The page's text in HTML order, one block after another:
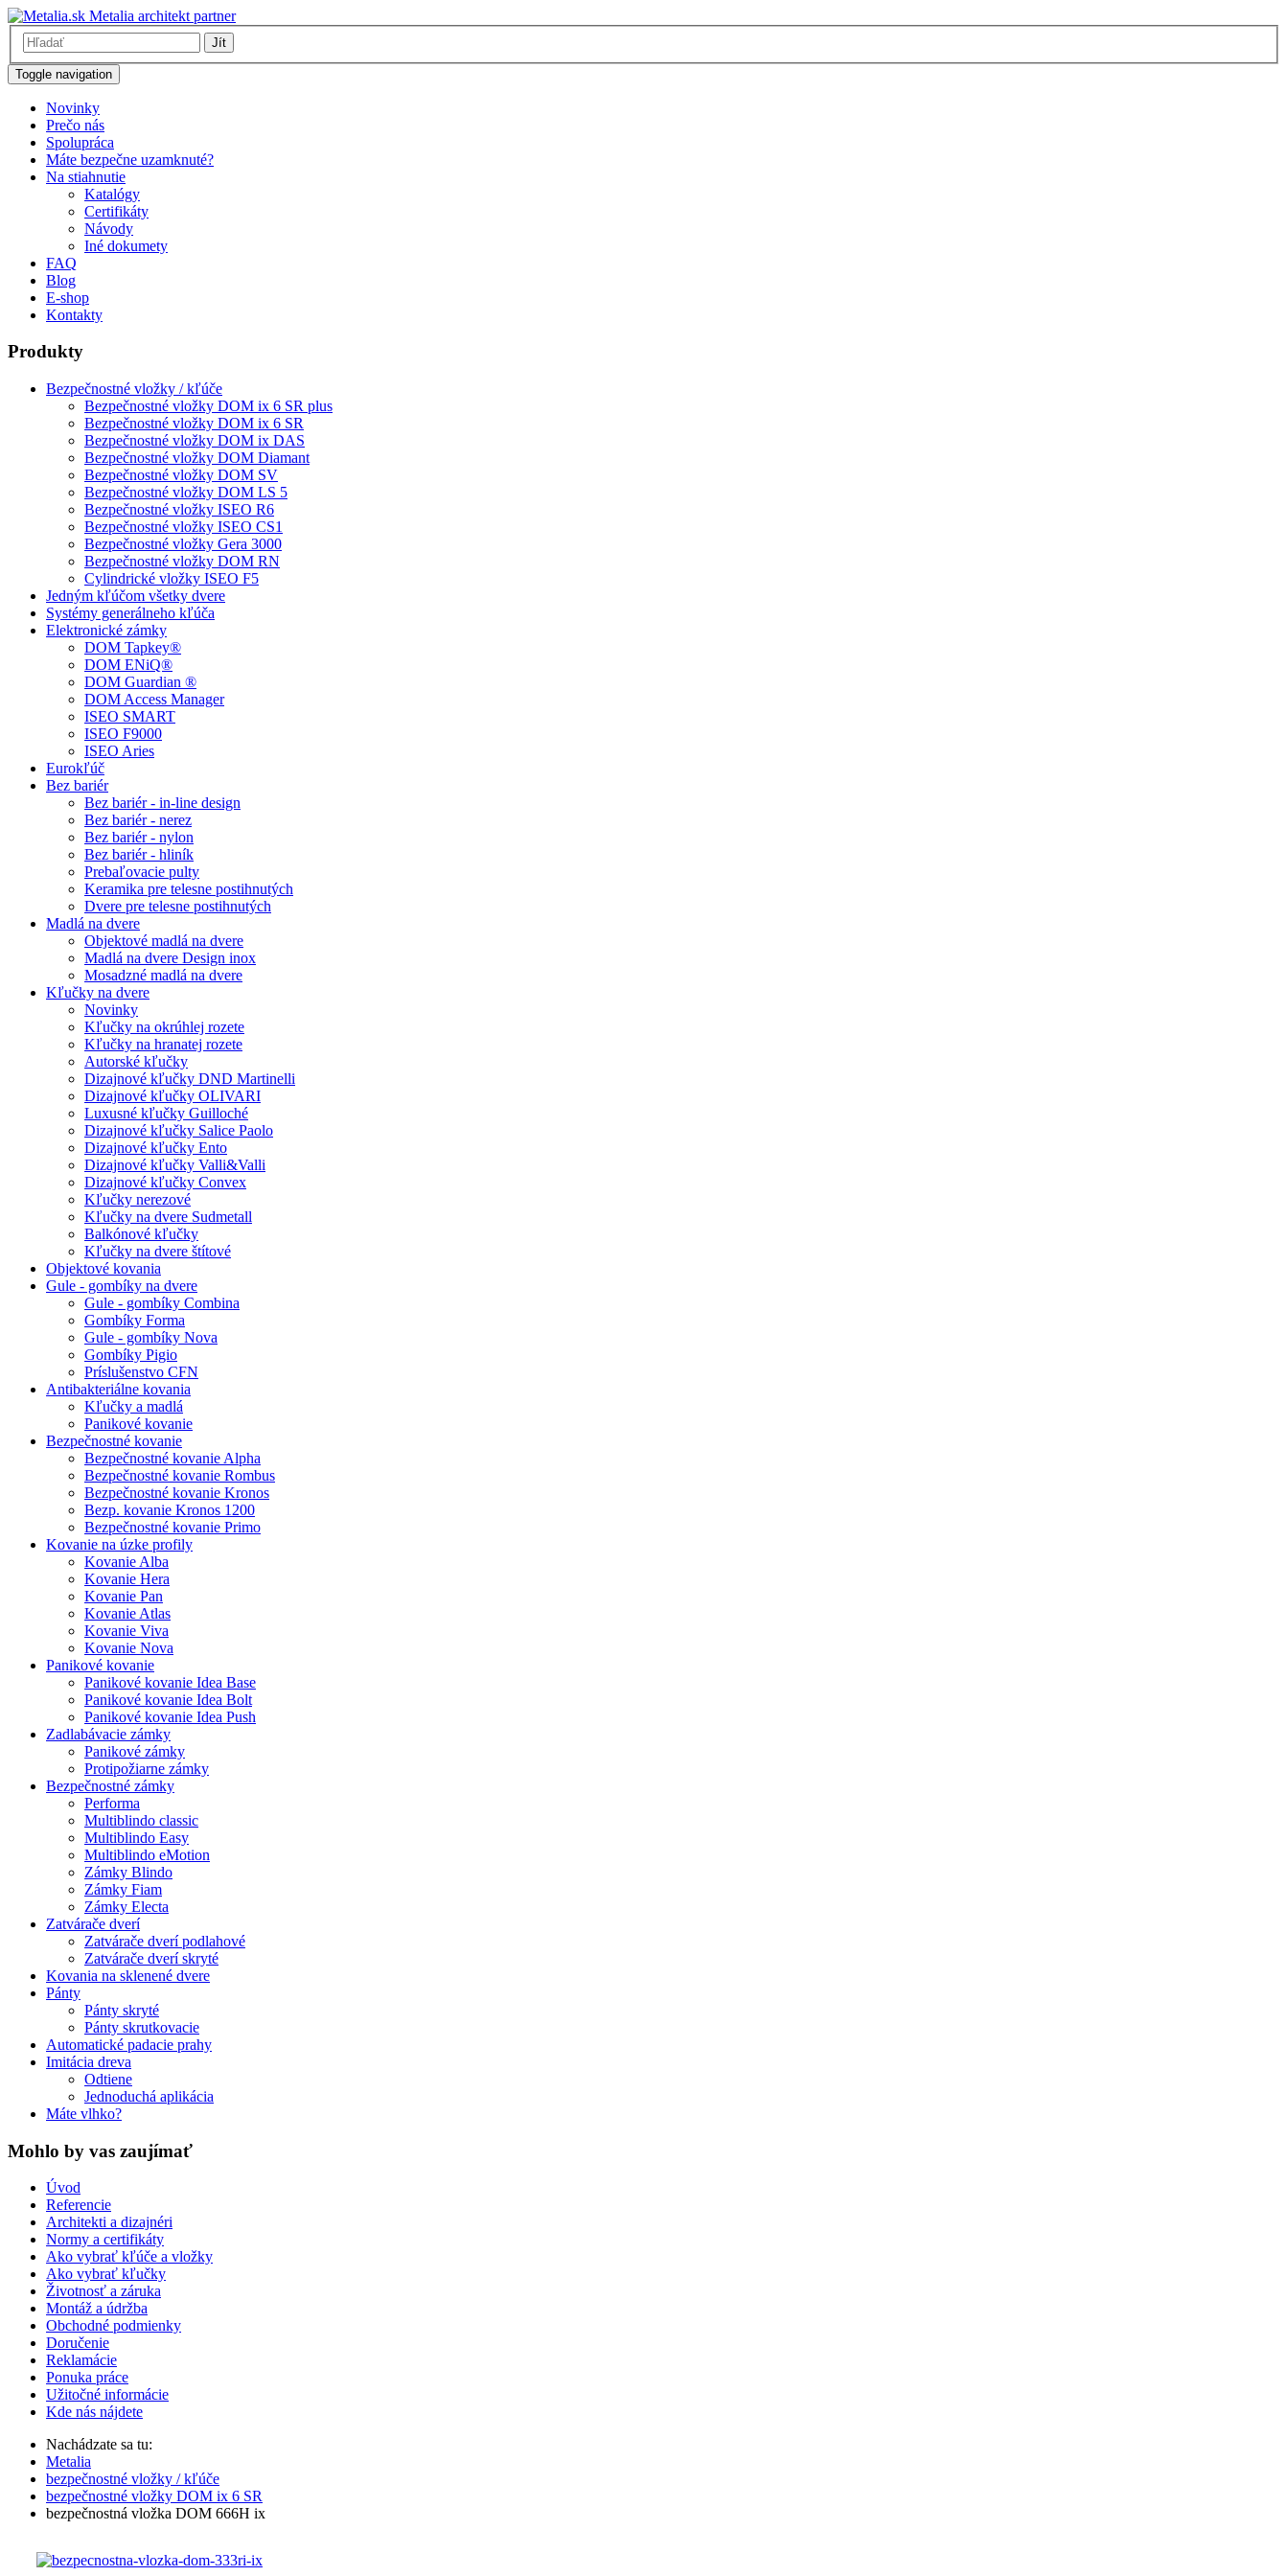
Metalia architekt partner
Jít
Toggle navigation
Novinky
Prečo nás
Spolupráca
Máte bezpečne uzamknuté?
Na stiahnutie
Katalógy
Certifikáty
Návody
Iné dokumety
FAQ
Blog
E-shop
Kontakty
Produkty
Bezpečnostné vložky / kľúče
Bezpečnostné vložky DOM ix 6 SR plus
Bezpečnostné vložky DOM ix 6 SR
Bezpečnostné vložky DOM ix DAS
Bezpečnostné vložky DOM Diamant
Bezpečnostné vložky DOM SV
Bezpečnostné vložky DOM LS 5
Bezpečnostné vložky ISEO R6
Bezpečnostné vložky ISEO CS1
Bezpečnostné vložky Gera 3000
Bezpečnostné vložky DOM RN
Cylindrické vložky ISEO F5
Jedným kľúčom všetky dvere
Systémy generálneho kľúča
Elektronické zámky
DOM Tapkey®
DOM ENiQ®
DOM Guardian ®
DOM Access Manager
ISEO SMART
ISEO F9000
ISEO Aries
Eurokľúč
Bez bariér
Bez bariér - in-line design
Bez bariér - nerez
Bez bariér - nylon
Bez bariér - hliník
Prebaľovacie pulty
Keramika pre telesne postihnutých
Dvere pre telesne postihnutých
Madlá na dvere
Objektové madlá na dvere
Madlá na dvere Design inox
Mosadzné madlá na dvere
Kľučky na dvere
Novinky
Kľučky na okrúhlej rozete
Kľučky na hranatej rozete
Autorské kľučky
Dizajnové kľučky DND Martinelli
Dizajnové kľučky OLIVARI
Luxusné kľučky Guilloché
Dizajnové kľučky Salice Paolo
Dizajnové kľučky Ento
Dizajnové kľučky Valli&Valli
Dizajnové kľučky Convex
Kľučky nerezové
Kľučky na dvere Sudmetall
Balkónové kľučky
Kľučky na dvere štítové
Objektové kovania
Gule - gombíky na dvere
Gule - gombíky Combina
Gombíky Forma
Gule - gombíky Nova
Gombíky Pigio
Príslušenstvo CFN
Antibakteriálne kovania
Kľučky a madlá
Panikové kovanie
Bezpečnostné kovanie
Bezpečnostné kovanie Alpha
Bezpečnostné kovanie Rombus
Bezpečnostné kovanie Kronos
Bezp. kovanie Kronos 1200
Bezpečnostné kovanie Primo
Kovanie na úzke profily
Kovanie Alba
Kovanie Hera
Kovanie Pan
Kovanie Atlas
Kovanie Viva
Kovanie Nova
Panikové kovanie
Panikové kovanie Idea Base
Panikové kovanie Idea Bolt
Panikové kovanie Idea Push
Zadlabávacie zámky
Panikové zámky
Protipožiarne zámky
Bezpečnostné zámky
Performa
Multiblindo classic
Multiblindo Easy
Multiblindo eMotion
Zámky Blindo
Zámky Fiam
Zámky Electa
Zatvárače dverí
Zatvárače dverí podlahové
Zatvárače dverí skryté
Kovania na sklenené dvere
Pánty
Pánty skryté
Pánty skrutkovacie
Automatické padacie prahy
Imitácia dreva
Odtiene
Jednoduchá aplikácia
Máte vlhko?
Mohlo by vas zaujímať
Úvod
Referencie
Architekti a dizajnéri
Normy a certifikáty
Ako vybrať kľúče a vložky
Ako vybrať kľučky
Životnosť a záruka
Montáž a údržba
Obchodné podmienky
Doručenie
Reklamácie
Ponuka práce
Užitočné informácie
Kde nás nájdete
Nachádzate sa tu:
Metalia
bezpečnostné vložky / kľúče
bezpečnostné vložky DOM ix 6 SR
bezpečnostná vložka DOM 666H ix